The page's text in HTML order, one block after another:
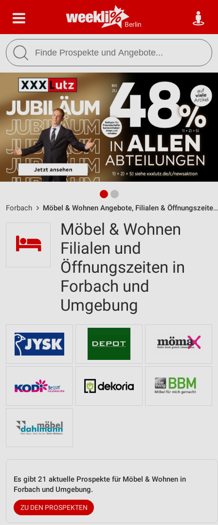
Berlin
Forbach Möbel & Wohnen Angebote, Filialen & Öffnungszeiten
Möbel & Wohnen
Filialen und
Öffnungszeiten in
Forbach und
Umgebung
Es gibt 21 aktuelle Prospekte für Möbel & Wohnen in
Forbach und Umgebung.
ZU DEN PROSPEKTEN